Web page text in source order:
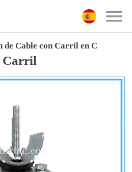
de Cable con Carril en C
Carril